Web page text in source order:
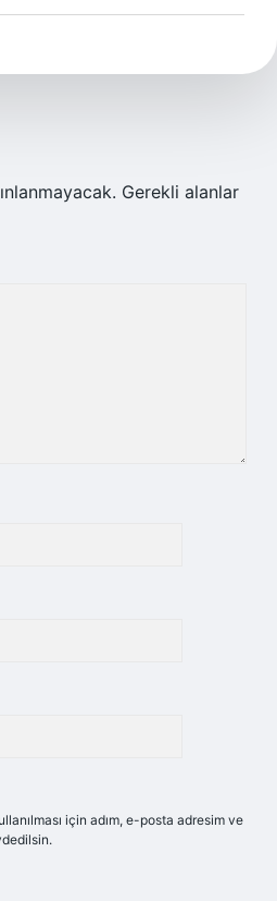
Gerekli alanlar
için adım, e-posta adresim ve